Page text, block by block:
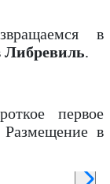
в
Либревиль.
первое
Размещение в